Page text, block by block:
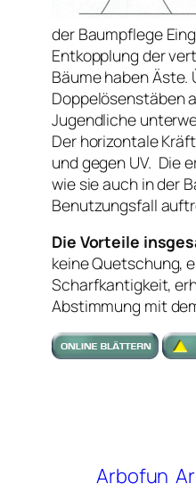
der Baumpflege
Entkopplung der
Bäume haben
Doppelösenstäben
Jugendliche
Der horizontale
und gegen UV. Die
wie sie auch in der
Benutzungsfall
Die Vorteile
keine Quetschung,
Scharfkantigkeit,
Abstimmung mit
Arbofun